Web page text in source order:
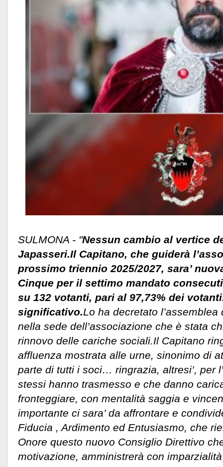
SULMONA - "Nessun cambio al vertice
Japasseri.Il Capitano, che guiderà
prossimo triennio 2025/2027, sara’
Cinque per il settimo mandato
su 132 votanti, pari al 97,73% dei
significativo.Lo ha decretato
nella sede dell’associazione che è stata
rinnovo delle cariche sociali.Il Capitano
affluenza mostrata alle urne, sinonimo di
parte di tutti i soci… ringrazia, altresi’, per
stessi hanno trasmesso e che danno
fronteggiare, con mentalità saggia e
importante ci sara’ da affrontare e
Fiducia , Ardimento ed Entusiasmo, che
Onore questo nuovo Consiglio Direttivo
motivazione, amministrerà con